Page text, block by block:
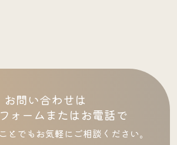
お問い合わせは
ォームまたはお電話で
とでもお気軽にご相談ください。